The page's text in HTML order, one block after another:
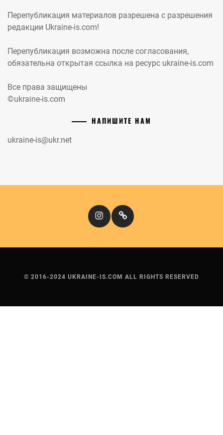
Перепубликация материалов разрешена с разрешения
редакции Ukraine-is.com!
Перепубликация возможна после согласования,
обязательна открытая ссылка на ресурс ukraine-is.com
Все права защищены
©ukraine-is.com
НАПИШИТЕ НАМ
ukraine-is@ukr.net
InstagramКіномандри
© 2016-2024 UKRAINE-IS.COM ALL RIGHTS RESERVED